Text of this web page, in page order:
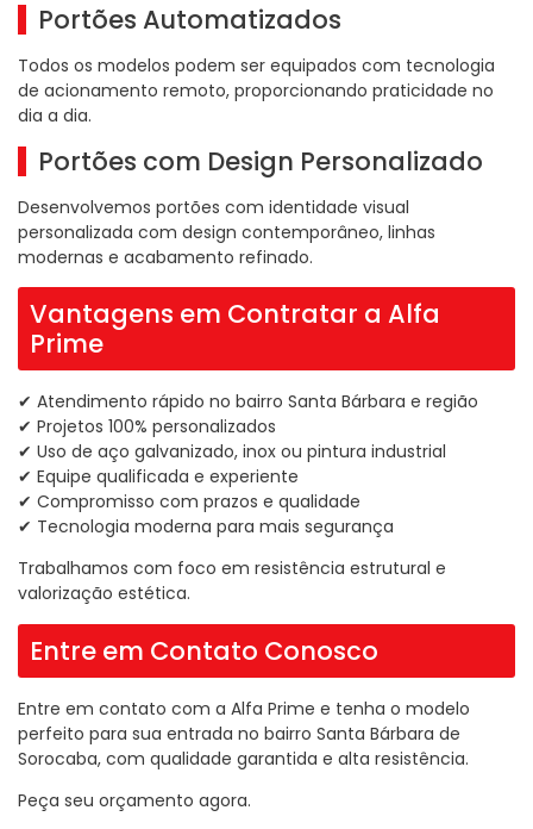
Portões Automatizados
Todos os modelos podem ser equipados com tecnologia
de acionamento remoto, proporcionando praticidade no
dia a dia.
Portões com Design Personalizado
Desenvolvemos portões com identidade visual
personalizada com design contemporâneo, linhas
modernas e acabamento refinado.
Vantagens em Contratar a Alfa
Prime
✔ Atendimento rápido no bairro Santa Bárbara e região
✔ Projetos 100% personalizados
✔ Uso de aço galvanizado, inox ou pintura industrial
✔ Equipe qualificada e experiente
✔ Compromisso com prazos e qualidade
✔ Tecnologia moderna para mais segurança
Trabalhamos com foco em resistência estrutural e
valorização estética.
Entre em Contato Conosco
Entre em contato com a Alfa Prime e tenha o modelo
perfeito para sua entrada no bairro Santa Bárbara de
Sorocaba, com qualidade garantida e alta resistência.
Peça seu orçamento agora.